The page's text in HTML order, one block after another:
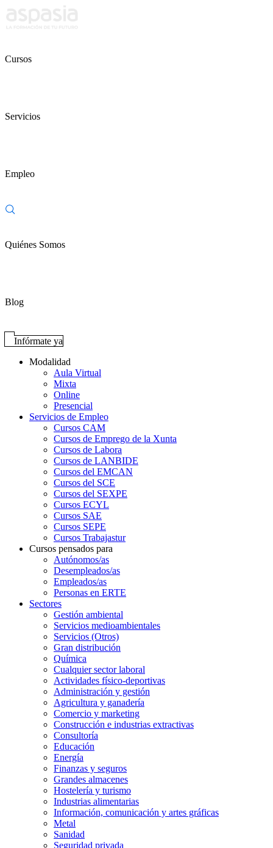
Cursos
Servicios
Empleo
Quiénes Somos
Blog
Infórmate ya
Modalidad
Aula Virtual
Mixta
Online
Presencial
Servicios de Empleo
Cursos CAM
Cursos de Emprego de la Xunta
Cursos de Labora
Cursos de LANBIDE
Cursos del EMCAN
Cursos del SCE
Cursos del SEXPE
Cursos ECYL
Cursos SAE
Cursos SEPE
Cursos Trabajastur
Cursos pensados para
Autónomos/as
Desempleados/as
Empleados/as
Personas en ERTE
Sectores
Gestión ambiental
Servicios medioambientales
Servicios (Otros)
Gran distribución
Química
Cualquier sector laboral
Actividades físico-deportivas
Administración y gestión
Agricultura y ganadería
Comercio y marketing
Construcción e industrias extractivas
Consultoría
Educación
Energía
Finanzas y seguros
Grandes almacenes
Hostelería y turismo
Industrias alimentarias
Información, comunicación y artes gráficas
Metal
Sanidad
Seguridad privada